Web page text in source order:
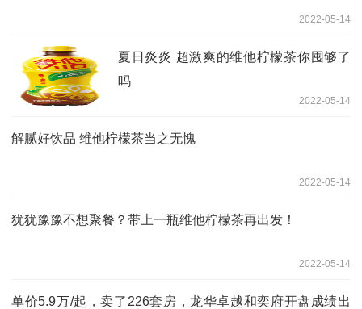
2022-05-14
夏日炎炎 超激爽的维他柠檬茶你囤够了
吗
2022-05-14
解腻好饮品 维他柠檬茶当之无愧
2022-05-14
犹犹豫豫不想聚餐？带上一瓶维他柠檬茶再出发！
2022-05-14
单价5.9万/起，卖了226套房，龙华卓越和奕府开盘成绩出